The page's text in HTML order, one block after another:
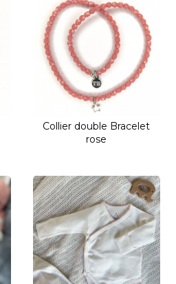
Collier double Bracelet
rose